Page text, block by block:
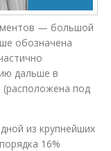
— большой
обозначена
дальше в
под
из крупнейших
16%